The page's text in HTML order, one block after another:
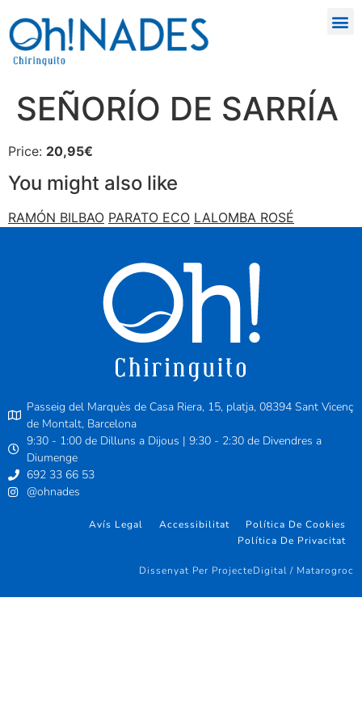
SEÑORÍO DE SARRÍA
Price: 20,95€
You might also like
RAMÓN BILBAO PARATO ECO LALOMBA ROSÉ
Passeig del Marquès de Casa Riera, 15, platja, 08394 Sant Vicenç
de Montalt, Barcelona
9:30 - 1:00 de Dilluns a Dijous | 9:30 - 2:30 de Divendres a
Diumenge
692 33 66 53
@ohnades
Avís Legal Accessibilitat
Política De Cookies
Política De Privacitat
Dissenyat Per ProjecteDigital / Matarogroc